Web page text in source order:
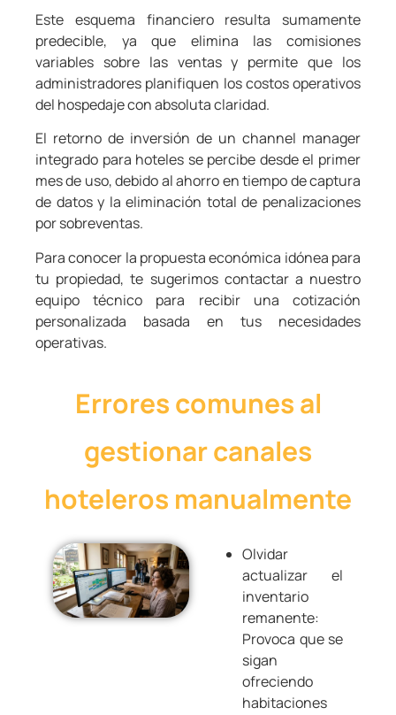
Este esquema financiero resulta sumamente
predecible, ya que elimina las comisiones
variables sobre las ventas y permite que los
administradores planifiquen los costos operativos
del hospedaje con absoluta claridad.
El retorno de inversión de un channel manager
integrado para hoteles se percibe desde el primer
mes de uso, debido al ahorro en tiempo de captura
de datos y la eliminación total de penalizaciones
por sobreventas.
Para conocer la propuesta económica idónea para
tu propiedad, te sugerimos contactar a nuestro
equipo técnico para recibir una cotización
personalizada basada en tus necesidades
operativas.
Errores comunes al
gestionar canales
hoteleros manualmente
Olvidar
actualizar el
inventario
remanente:
Provoca que se
sigan
ofreciendo
habitaciones